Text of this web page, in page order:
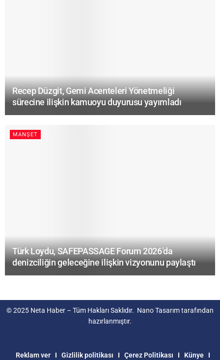
Recep Düzgit, Gemi Acenteleri Yönetmeliği
sürecine ilişkin kamuoyu duyurusu yayımladı
MANŞET
Türk Loydu, SAFEPASSAGE Forum 2026’da
denizciliğin geleceğine ilişkin vizyonunu paylaştı
© 2025 Neta Haber – Tüm Hakları Saklıdır. Nano Tasarımtarafından
hazırlanmıştır.
Reklam ver Gizlilik politikası Çerez Politikası Künye